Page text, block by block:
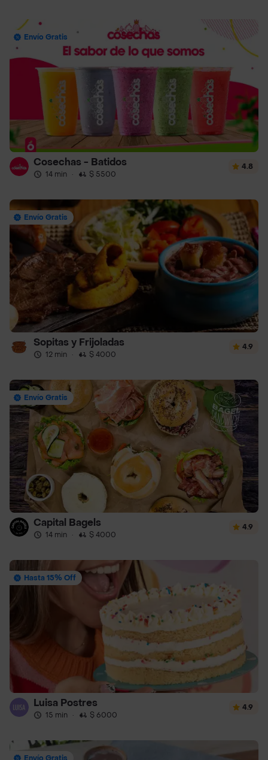
Envío Gratis
Cosechas - Batidos
14 min · $ 5500
4.8
Envío Gratis
Sopitas y Frijoladas
12 min · $ 4000
4.9
Envío Gratis
Capital Bagels
14 min · $ 4000
4.9
Hasta 15% Off
Luisa Postres
15 min · $ 6000
4.9